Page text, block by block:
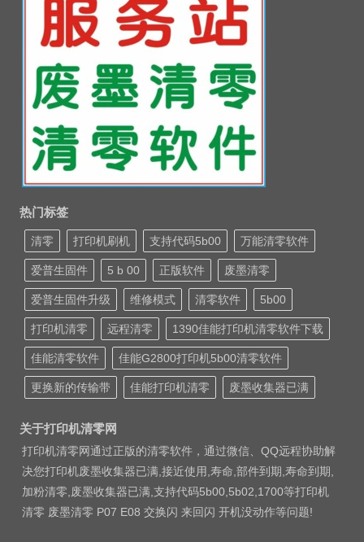
热门标签
清零 打印机刷机 支持代码5b00 万能清零软件
爱普生固件 5 b 00 正版软件 废墨清零
爱普生固件升级 维修模式 清零软件 5b00
打印机清零 远程清零 1390佳能打印机清零软件下载
佳能清零软件 佳能G2800打印机5b00清零软件
更换新的传输带 佳能打印机清零 废墨收集器已满
关于打印机清零网
打印机清零网通过正版的清零软件，通过微信、QQ远程协助解
决您打印机废墨收集器已满,接近使用,寿命,部件到期,寿命到期,
加粉清零,废墨收集器已满,支持代码5b00,5b02,1700等打印机
清零 废墨清零 P07 E08 交换闪 来回闪 开机没动作等问题!